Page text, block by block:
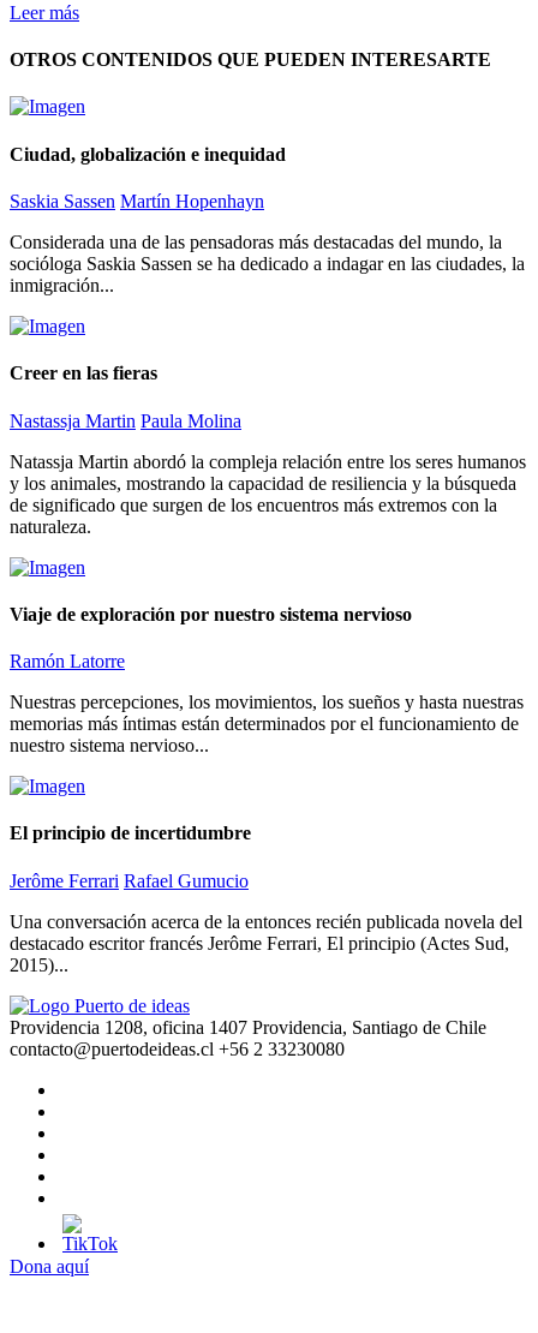
Leer más
OTROS CONTENIDOS QUE PUEDEN INTERESARTE
Ciudad, globalización e inequidad
Saskia Sassen Martín Hopenhayn
Considerada una de las pensadoras más destacadas del mundo, la
socióloga Saskia Sassen se ha dedicado a indagar en las ciudades, la
inmigración...
Creer en las fieras
Nastassja Martin Paula Molina
Natassja Martin abordó la compleja relación entre los seres humanos
y los animales, mostrando la capacidad de resiliencia y la búsqueda
de significado que surgen de los encuentros más extremos con la
naturaleza.
Viaje de exploración por nuestro sistema nervioso
Ramón Latorre
Nuestras percepciones, los movimientos, los sueños y hasta nuestras
memorias más íntimas están determinados por el funcionamiento de
nuestro sistema nervioso...
El principio de incertidumbre
Jerôme Ferrari Rafael Gumucio
Una conversación acerca de la entonces recién publicada novela del
destacado escritor francés Jerôme Ferrari, El principio (Actes Sud,
2015)...
Providencia 1208, oficina 1407 Providencia, Santiago de Chile
contacto@puertodeideas.cl +56 2 33230080
Dona aquí